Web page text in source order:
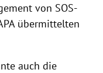
von SOS-
übermittelten
auch die